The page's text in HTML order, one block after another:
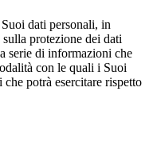
dati personali, in
protezione dei dati
serie di informazioni che
con le quali i Suoi
potrà esercitare rispetto